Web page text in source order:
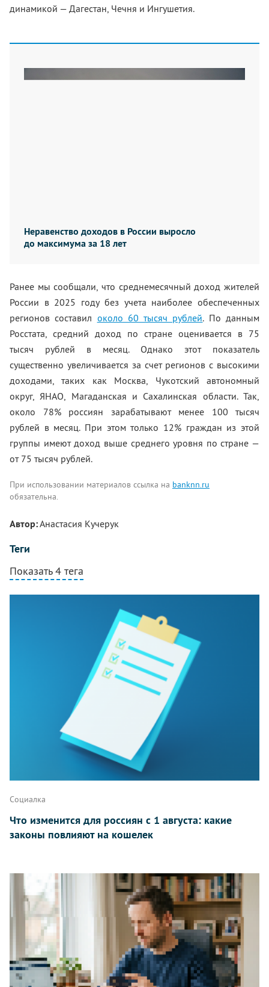
динамикой — Дагестан, Чечня и Ингушетия.
Неравенство доходов в России выросло
до максимума за 18 лет
Ранее мы сообщали, что среднемесячный доход жителей
России в 2025 году без учета наиболее обеспеченных
регионов составил около 60 тысяч рублей. По данным
Росстата, средний доход по стране оценивается в 75
тысяч рублей в месяц. Однако этот показатель
существенно увеличивается за счет регионов с высокими
доходами, таких как Москва, Чукотский автономный
округ, ЯНАО, Магаданская и Сахалинская области. Так,
около 78% россиян зарабатывают менее 100 тысяч
рублей в месяц. При этом только 12% граждан из этой
группы имеют доход выше среднего уровня по стране —
от 75 тысяч рублей.
При использовании материалов ссылка на banknn.ru
обязательна.
Автор:Анастасия Кучерук
Теги
Показать 4 тега
Написать
Социалка
Что изменится для россиян с 1 августа: какие
законы повлияют на кошелек